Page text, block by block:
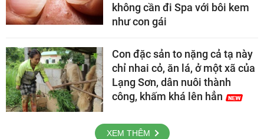
không cần đi Spa với bôi kem
như con gái
Con đặc sản to nặng cả tạ này
chỉ nhai cỏ, ăn lá, ở một xã của
Lạng Sơn, dân nuôi thành
công, khấm khá lên hẳn
XEM THÊM